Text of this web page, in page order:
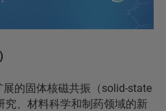
的固体核磁共振（solid-state
究、材料科学和制药领域的新